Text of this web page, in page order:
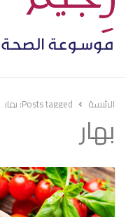
الرئيسة Posts tagged: بهار
بهار